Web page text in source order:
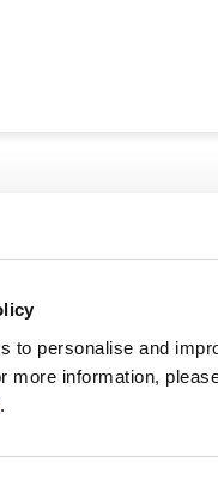
to personalise and
more information,
.